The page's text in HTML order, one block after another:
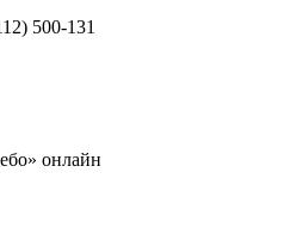
500-131
онлайн